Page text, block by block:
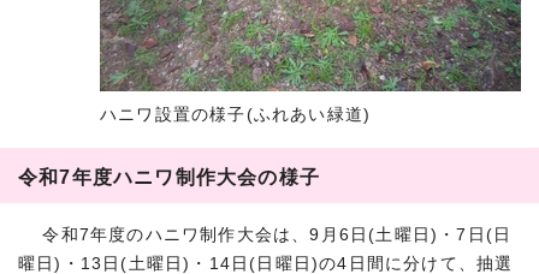
ハニワ設置の様子(ふれあい緑道)
令和7年度ハニワ制作大会の様子
令和7年度のハニワ制作大会は、9月6日(土曜日)・7日(日
曜日)・13日(土曜日)・14日(日曜日)の4日間に分けて、抽選